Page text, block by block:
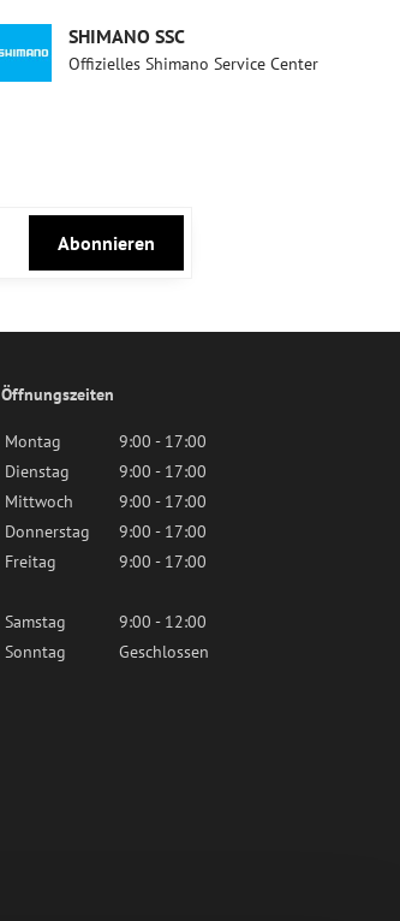
SHIMANO SSC
Offizielles Shimano Service Center
Abonnieren
Öffnungszeiten
Montag
9:00 - 17:00
Dienstag
9:00 - 17:00
Mittwoch
9:00 - 17:00
Donnerstag
9:00 - 17:00
Freitag
9:00 - 17:00
Samstag
9:00 - 12:00
Sonntag
Geschlossen